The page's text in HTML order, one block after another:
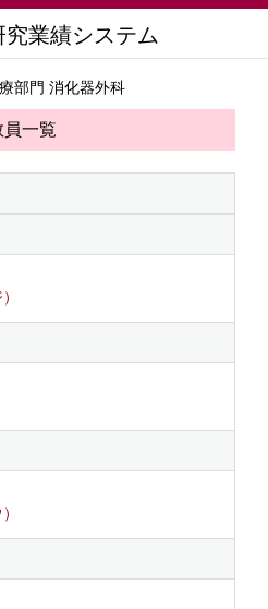
究業績システム
部門 消化器外科
一覧